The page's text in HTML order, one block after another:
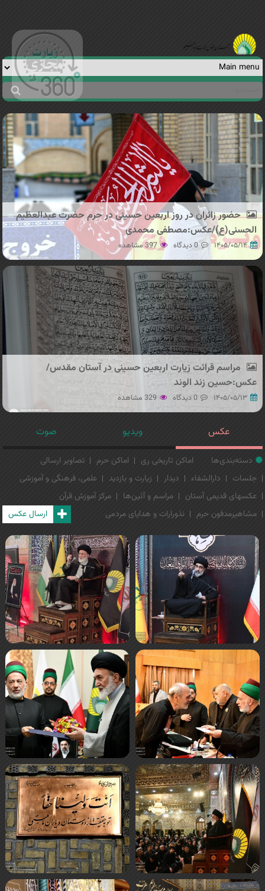
فرم
جستجو
حضور زائران در روز اربعین حسینی در حرم حضرت عبدالعظیم
الحسنی(ع)/عکس:مصطفی محمدی
۱۴۰۵/۰۵/۱۴ 0 دیدگاه 397 مشاهده
مراسم قرائت زیارت اربعین حسینی در آستان مقدس/
عکس:حسین زند الوند
۱۴۰۵/۰۵/۱۳ 0 دیدگاه 329 مشاهده
عکس ویدیو صوت
دسته‌بندی‌ها اماکن تاریخی ری اماکن حرم
تصاویر ارسالی
جلسات
دارالشفاء دیدار زیارت و بازدید
علمی، فرهنگی و آموزشی
عکسهای قدیمی آستان
مراسم و آئین‌ها
مرکز آموزش قرآن
مشاهیرمدفون حرم
نذورارات و هدایای مردمی ارسال عکس
صفحه‌ها